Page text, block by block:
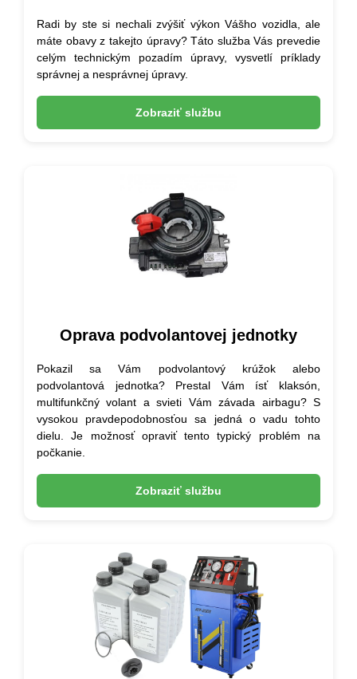
Radi by ste si nechali zvýšiť výkon Vášho vozidla, ale
máte obavy z takejto úpravy? Táto služba Vás prevedie
celým technickým pozadím úpravy, vysvetlí príklady
správnej a nesprávnej úpravy.
Zobraziť službu
Oprava podvolantovej jednotky
Pokazil sa Vám podvolantový krúžok alebo
podvolantová jednotka? Prestal Vám ísť klaksón,
multifunkčný volant a svieti Vám závada airbagu? S
vysokou pravdepodobnosťou sa jedná o vadu tohto
dielu. Je možnosť opraviť tento typický problém na
počkanie.
Zobraziť službu